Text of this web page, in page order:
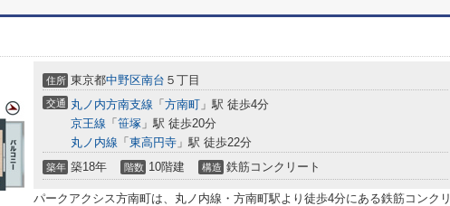
住所 東京都中野区南台 ５丁目
交通 丸ノ内方南支線 「 方南町 」駅 徒歩4分
京王線 「 笹塚 」駅 徒歩20分
丸ノ内線 「 東高円寺 」駅 徒歩22分
築年 築18年 階数 10階建 構造 鉄筋コンクリート
パークアクシス方南町は、丸ノ内線・方南町駅より徒歩4分にある鉄筋コンクリ